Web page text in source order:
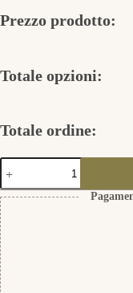
Prezzo prodotto:
Totale opzioni:
Totale ordine:
Kleine
Mond
Ohrstecker
aus
Silber
925
quantità